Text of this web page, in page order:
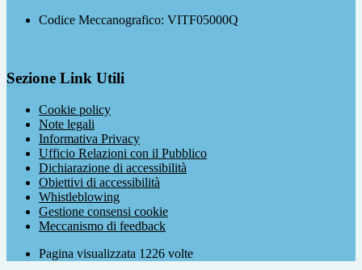
Codice Meccanografico: VITF05000Q
Sezione Link Utili
Cookie policy
Note legali
Informativa Privacy
Ufficio Relazioni con il Pubblico
Dichiarazione di accessibilità
Obiettivi di accessibilità
Whistleblowing
Gestione consensi cookie
Meccanismo di feedback
Pagina visualizzata 1226 volte